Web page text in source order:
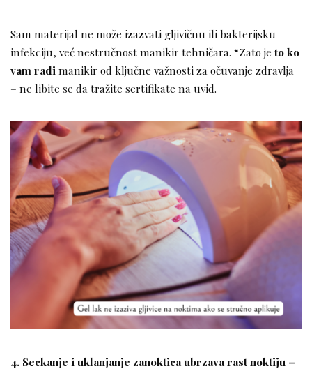
Sam materijal ne može izazvati gljivičnu ili bakterijsku
infekciju, već nestručnost manikir tehničara. “Zato je to ko
vam radimanikir od ključne važnosti za očuvanje zdravlja
– ne libite se da tražite sertifikate na uvid.
4. Seckanje i uklanjanje zanoktica ubrzava rast noktiju –